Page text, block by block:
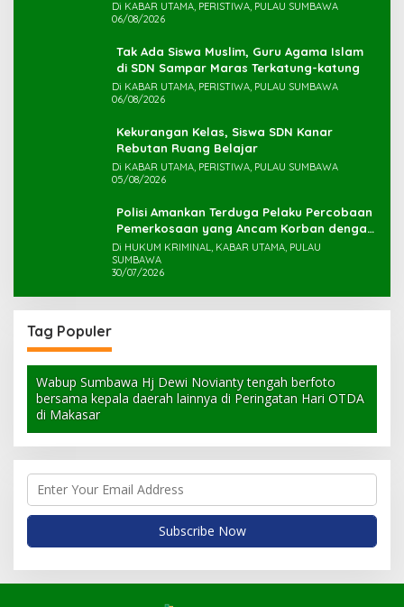
Di KABAR UTAMA, PERISTIWA, PULAU SUMBAWA
06/08/2026
Tak Ada Siswa Muslim, Guru Agama Islam
di SDN Sampar Maras Terkatung-katung ‎
Di KABAR UTAMA, PERISTIWA, PULAU SUMBAWA
06/08/2026
Kekurangan Kelas, Siswa SDN Kanar
Rebutan Ruang Belajar
Di KABAR UTAMA, PERISTIWA, PULAU SUMBAWA
05/08/2026
Polisi Amankan Terduga Pelaku Percobaan
Pemerkosaan yang Ancam Korban dengan
Parang
Di HUKUM KRIMINAL, KABAR UTAMA, PULAU
SUMBAWA
30/07/2026
Tag Populer
Wabup Sumbawa Hj Dewi Novianty tengah berfoto
bersama kepala daerah lainnya di Peringatan Hari OTDA
di Makasar